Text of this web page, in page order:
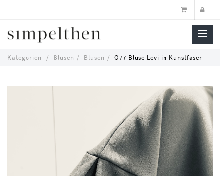
O77
Bluse
Kategorien Blusen Blusen O77 Bluse Levi in Kunstfaser